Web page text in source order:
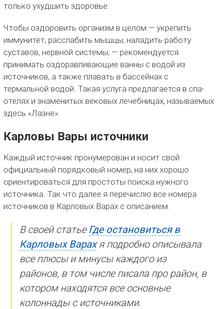
только ухудшить здоровье.
Чтобы оздоровить организм в целом — укрепить
иммунитет, расслабить мышцы, наладить работу
суставов, нервной системы, — рекомендуется
принимать оздоравливающие ванны с водой из
источников, а также плавать в бассейнах с
термальной водой. Такая услуга предлагается в спа-
отелях и знаменитых вековых лечебницах, называемых
здесь «Лазне».
Карловы Вары источники
Каждый источник пронумерован и носит свой
официальный порядковый номер, на них хорошо
ориентироваться для простоты поиска нужного
источника. Так что далее я перечислю все номера
источников в Карловых Варах с описанием.
В своей статьеГде остановиться в
Карловых Варахя подробно описывала
все плюсы и минусы каждого из
районов, в том числе писала про район, в
котором находятся все основные
колоннады с источниками.